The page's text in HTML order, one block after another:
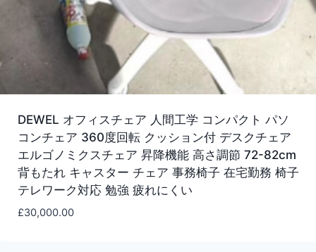
DEWEL オフィスチェア 人間工学 コンパクト パソ
コンチェア 360度回転 クッション付 デスクチェア
エルゴノミクスチェア 昇降機能 高さ調節 72-82cm
背もたれ キャスター チェア 事務椅子 在宅勤務 椅子
テレワーク対応 勉強 疲れにくい
£30,000.00